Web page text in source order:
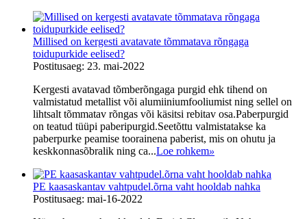
Millised on kergesti avatavate tõmmatava rõngaga
toidupurkide eelised?
Postitusaeg: 23. mai-2022
Kergesti avatavad tõmberõngaga purgid ehk tihend on
valmistatud metallist või alumiiniumfooliumist ning sellel on
lihtsalt tõmmatav rõngas või käsitsi rebitav osa.Paberpurgid
on teatud tüüpi paberipurgid.Seetõttu valmistatakse ka
paberpurke peamise toorainena paberist, mis on ohutu ja
keskkonnasõbralik ning ca...Loe rohkem»
PE kaasaskantav vahtpudel.õrna vaht hooldab nahka
Postitusaeg: mai-16-2022